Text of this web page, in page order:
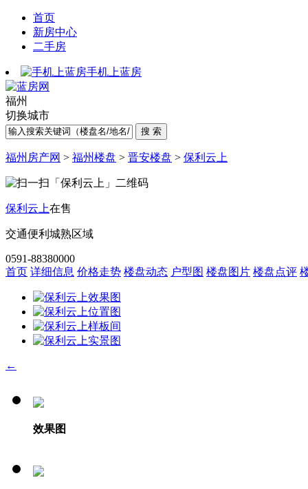
首页
新房中心
二手房
手机上蓝房
福州
切换城市
福州房产网 > 福州楼盘 > 晋安楼盘 > 保利云上
保利云上在售
交通便利 城熟区域
0591-88380000
首页 详细信息 价格走势 楼盘动态 户型图 楼盘图片 楼盘点评
←
效果图